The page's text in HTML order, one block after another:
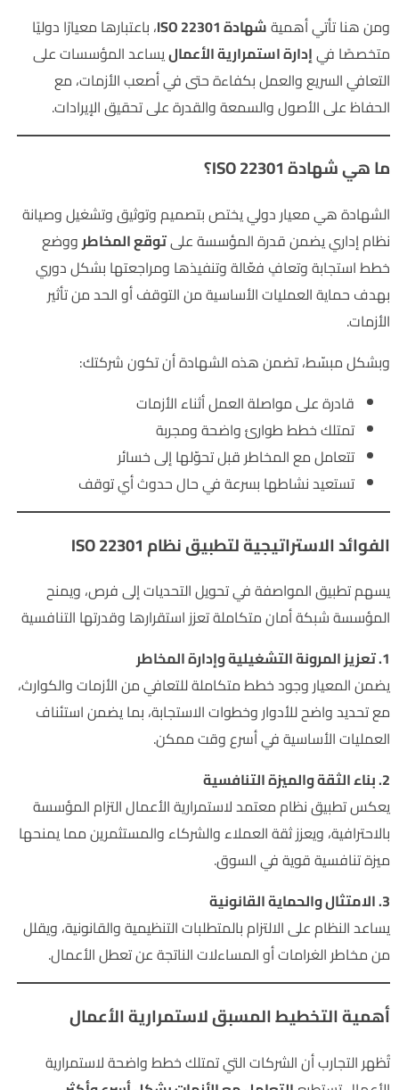
ومن هنا تأتي أهميةشهادة ISO 22301
، باعتبارها معيارًا دوليًا
متخصصًا فيإدارة استمرارية الأعماليساعد المؤسسات على
التعافي السريع والعمل بكفاءة حتى في أصعب الأزمات، مع
الحفاظ على الأصول والسمعة والقدرة على تحقيق الإيرادات.
ما هي شهادة ISO 22301؟
الشهادة هي معيار دولي يختص بتصميم وتوثيق وتشغيل وصيانة
نظام إداري يضمن قدرة المؤسسة علىتوقع المخاطر ووضع
خطط استجابة وتعافٍ فعّالة وتنفيذها ومراجعتها بشكل دوري
بهدف حماية العمليات الأساسية من التوقف أو الحد من تأثير
الأزمات.
وبشكل مبسّط، تضمن هذه الشهادة أن تكون شركتك:
قادرة على مواصلة العمل أثناء الأزمات
تمتلك خطط طوارئ واضحة ومجربة
تتعامل مع المخاطر قبل تحوّلها إلى خسائر
تستعيد نشاطها بسرعة في حال حدوث أي توقف
الفوائد الاستراتيجية لتطبيق نظام ISO 22301
يسهم تطبيق المواصفة في تحويل التحديات إلى فرص، ويمنح
المؤسسة شبكة أمان متكاملة تعزز استقرارها وقدرتها التنافسية
1. تعزيز المرونة التشغيلية وإدارة المخاطر
يضمن المعيار وجود خطط متكاملة للتعافي من الأزمات والكوارث،
مع تحديد واضح للأدوار وخطوات الاستجابة، بما يضمن استئناف
العمليات الأساسية في أسرع وقت ممكن.
2. بناء الثقة والميزة التنافسية
يعكس تطبيق نظام معتمد لاستمرارية الأعمال التزام المؤسسة
بالاحترافية، ويعزز ثقة العملاء والشركاء والمستثمرين مما يمنحها
ميزة تنافسية قوية في السوق.
3. الامتثال والحماية القانونية
يساعد النظام على الالتزام بالمتطلبات التنظيمية والقانونية، ويقلل
من مخاطر الغرامات أو المساءلات الناتجة عن تعطل الأعمال.
أهمية التخطيط المسبق لاستمرارية الأعمال
تُظهر التجارب أن الشركات التي تمتلك خطط واضحة لاستمرارية